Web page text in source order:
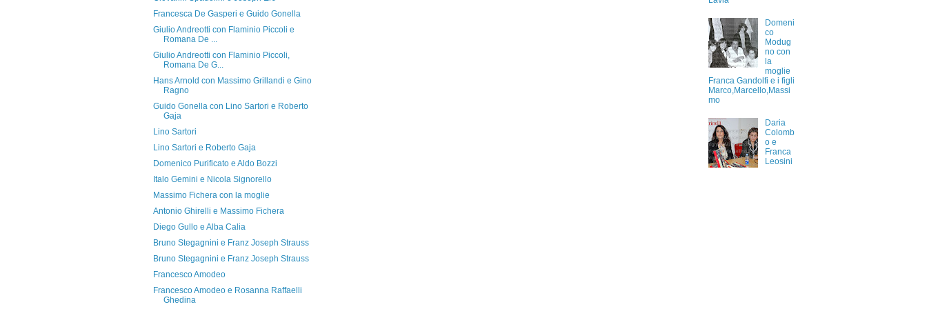
Francesca De Gasperi e Guido Gonella
Giulio Andreotti con Flaminio Piccoli e
Romana De ...
Giulio Andreotti con Flaminio Piccoli,
Romana De G...
Hans Arnold con Massimo Grillandi e Gino
Ragno
Guido Gonella con Lino Sartori e Roberto
Gaja
Lino Sartori
Lino Sartori e Roberto Gaja
Domenico Purificato e Aldo Bozzi
Italo Gemini e Nicola Signorello
Massimo Fichera con la moglie
Antonio Ghirelli e Massimo Fichera
Diego Gullo e Alba Calia
Bruno Stegagnini e Franz Joseph Strauss
Bruno Stegagnini e Franz Joseph Strauss
Francesco Amodeo
Francesco Amodeo e Rosanna Raffaelli
Ghedina
Domeni
co
Modug
no con
la
moglie
Franca Gandolfi e i figli
Marco,Marcello,Massi
mo
Daria
Colomb
o e
Franca
Leosini